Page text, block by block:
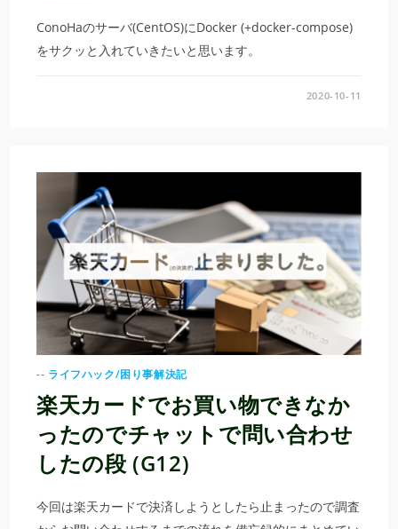
ConoHaのサーバ(CentOS)にDocker (+docker-compose)
をサクッと入れていきたいと思います。
2020-10-11
-- ライフハック/困り事解決記
楽天カードでお買い物できなか
ったのでチャットで問い合わせ
したの段 (G12)
今回は楽天カードで決済しようとしたら止まったので調査